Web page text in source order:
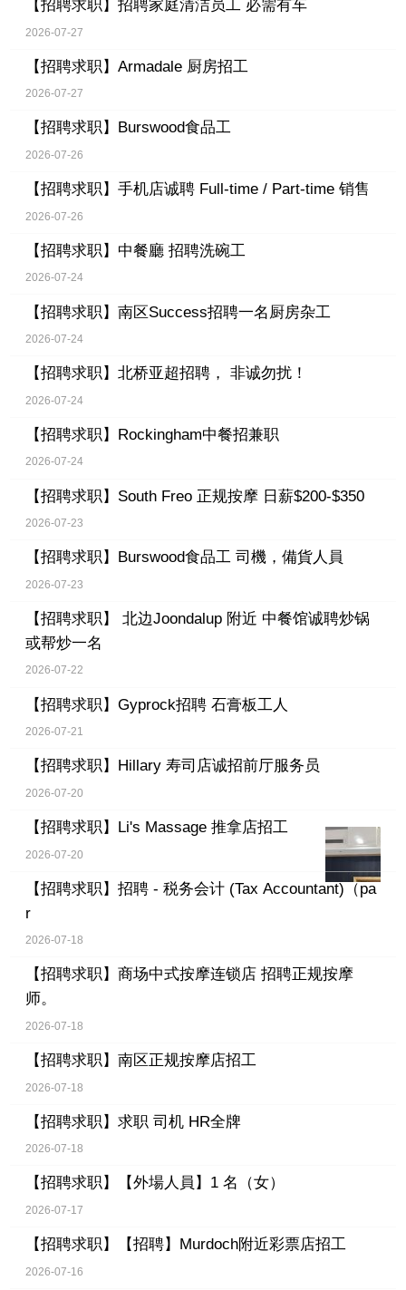
【招聘求职】 招聘家庭清洁员工 必需有车
2026-07-27
【招聘求职】 Armadale 厨房招工
2026-07-27
【招聘求职】 Burswood食品工
2026-07-26
【招聘求职】 手机店诚聘 Full-time / Part-time 销售
2026-07-26
【招聘求职】 中餐廳 招聘洗碗工
2026-07-24
【招聘求职】 南区Success招聘一名厨房杂工
2026-07-24
【招聘求职】 北桥亚超招聘， 非诚勿扰！
2026-07-24
【招聘求职】 Rockingham中餐招兼职
2026-07-24
【招聘求职】 South Freo 正规按摩 日薪$200-$350
2026-07-23
【招聘求职】 Burswood食品工 司機，備貨人員
2026-07-23
【招聘求职】
北边Joondalup 附近 中餐馆诚聘炒锅
或帮炒一名
2026-07-22
【招聘求职】 Gyprock招聘 石膏板工人
2026-07-21
【招聘求职】 Hillary 寿司店诚招前厅服务员
2026-07-20
【招聘求职】 Li's Massage 推拿店招工
2026-07-20
【招聘求职】 招聘 - 税务会计 (Tax Accountant)（pa
r
2026-07-18
【招聘求职】 商场中式按摩连锁店 招聘正规按摩
师。
2026-07-18
【招聘求职】 南区正规按摩店招工
2026-07-18
【招聘求职】 求职 司机 HR全牌
2026-07-18
【招聘求职】 【外場人員】1 名（女）
2026-07-17
【招聘求职】 【招聘】Murdoch附近彩票店招工
2026-07-16